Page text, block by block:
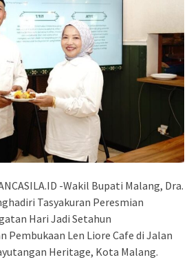
-Wakil Bupati Malang, Dra.
Tasyakuran Peresmian
Hari Jadi Setahun
Pembukaan Len Liore Cafe di Jalan
Heritage, Kota Malang.